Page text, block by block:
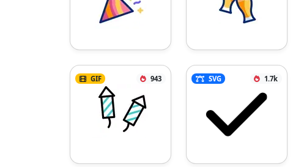
GIF 943 SVG 1.7k